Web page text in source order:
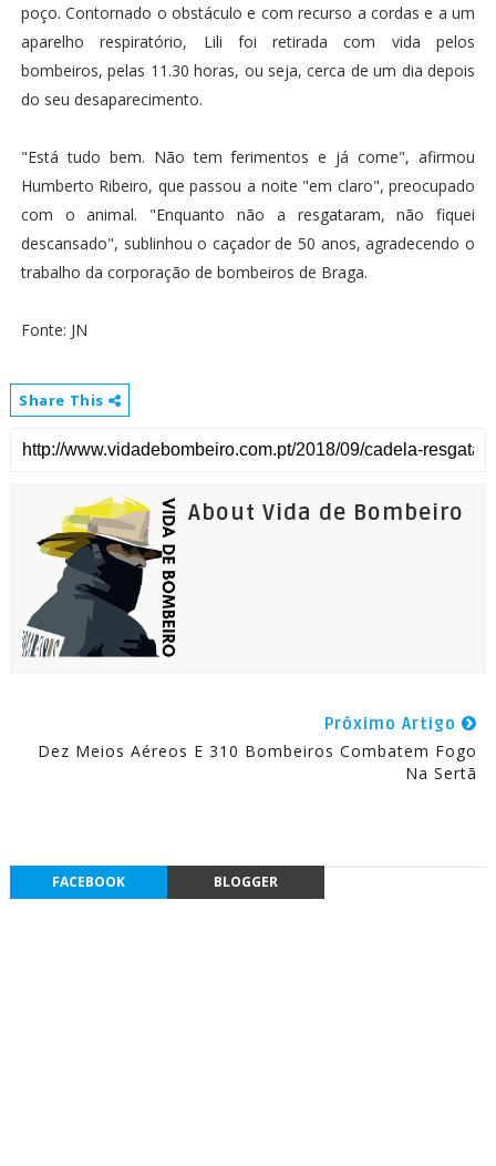
poço. Contornado o obstáculo e com recurso a cordas e a um
aparelho respiratório, Lili foi retirada com vida pelos
bombeiros, pelas 11.30 horas, ou seja, cerca de um dia depois
do seu desaparecimento.
"Está tudo bem. Não tem ferimentos e já come", afirmou
Humberto Ribeiro, que passou a noite "em claro", preocupado
com o animal. "Enquanto não a resgataram, não fiquei
descansado", sublinhou o caçador de 50 anos, agradecendo o
trabalho da corporação de bombeiros de Braga.
Fonte: JN
Share This
About Vida de Bombeiro
Próximo Artigo
Dez Meios Aéreos E 310 Bombeiros Combatem Fogo
Na Sertã
FACEBOOK BLOGGER